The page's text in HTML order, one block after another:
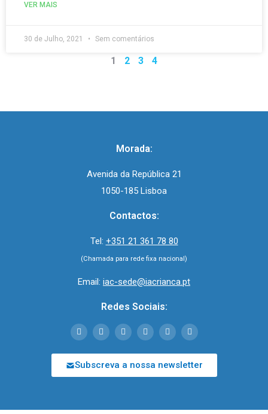
VER MAIS
30 de Julho, 2021 Sem comentários
1 2 3 4
Morada:
Avenida da República 21
1050-185 Lisboa
Contactos:
Tel: +351 21 361 78 80
(Chamada para rede fixa nacional)
Email: iac-sede@iacrianca.pt
Redes Sociais:
Subscreva a nossa newsletter